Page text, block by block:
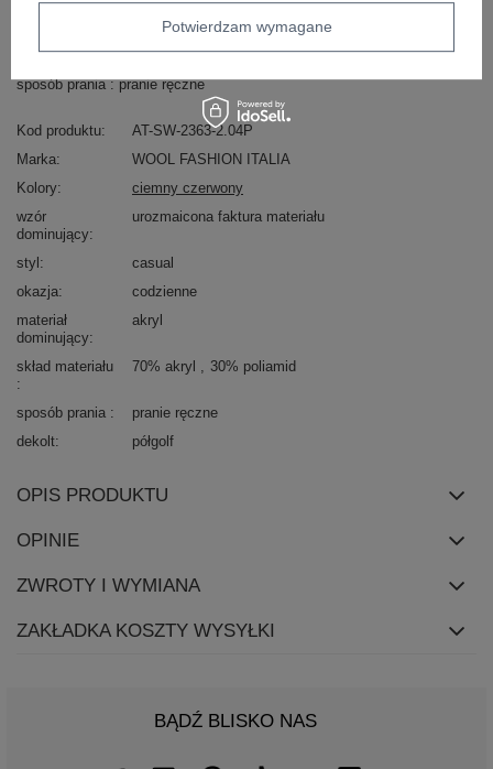
Zadzwoń+48 601 547 740 Zadaj pytanie
sposób prania : pranie ręczne
Kod produktu
AT-SW-2363-2.04P
Marka
WOOL FASHION ITALIA
Kolory
ciemny czerwony
wzór
dominujący
urozmaicona faktura materiału
styl
casual
okazja
codzienne
materiał
dominujący
akryl
skład materiału 70% akryl 30% poliamid
sposób prania
pranie ręczne
dekolt
półgolf
OPIS PRODUKTU
OPINIE
ZWROTY I WYMIANA
ZAKŁADKA KOSZTY WYSYŁKI
BĄDŹ BLISKO NAS
Potwierdzam wymagane